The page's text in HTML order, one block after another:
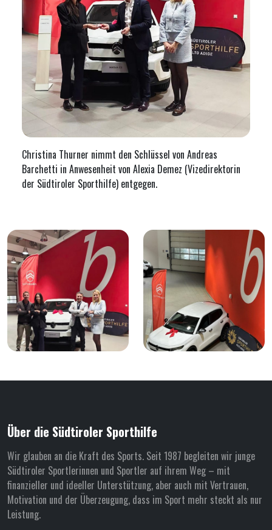
Christina Thurner nimmt den Schlüssel von Andreas
Barchetti in Anwesenheit von Alexia Demez (Vizedirektorin
der Südtiroler Sporthilfe) entgegen.
Über die Südtiroler Sporthilfe
Wir glauben an die Kraft des Sports. Seit 1987 begleiten wir junge
Südtiroler Sportlerinnen und Sportler auf ihrem Weg – mit
finanzieller und ideeller Unterstützung, aber auch mit Vertrauen,
Motivation und der Überzeugung, dass im Sport mehr steckt als nur
Leistung.